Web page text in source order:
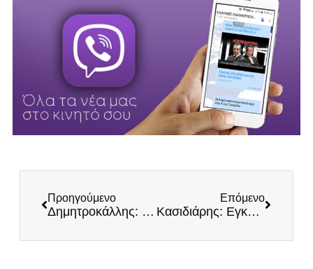
Προηγούμενο
Δημητροκάλλης: Πρόταση προανακριτικής για εγκληματική οργάνωση της ΝΔ στον ΟΠΕΚΕΠΕ από ανεξάρτητους βουλευτές
Επόμενο
Κασιδιάρης: Εγκληματική οργάνωση η ΝΔ! Βόμβα από πατριώτες βουλευτές